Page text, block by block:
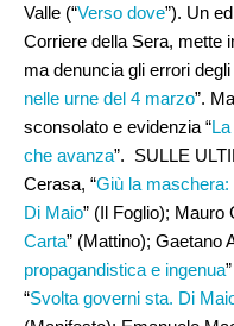
Valle (“Verso dove”). Un
Corriere della Sera, mette
ma denuncia gli errori degli
nelle urne del 4 marzo”.
sconsolato e evidenzia “
che avanza”. SULLE
Cerasa, “Giù la
Di Maio” (Il Foglio); Mauro
Carta” (Mattino); Gaetano
propagandistica e ingenua
“Svolta governi sta. Di